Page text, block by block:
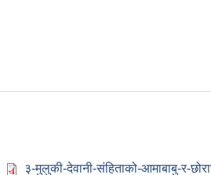
३-मुलुकी-देवानी-संहिताको-आमाबाबु-र-